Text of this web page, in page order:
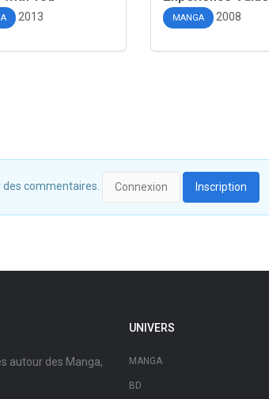
2013 MANGA 2008
des commentaires. Connexion Inscription
autour des Manga,
UNIVERS
MANGA
BD